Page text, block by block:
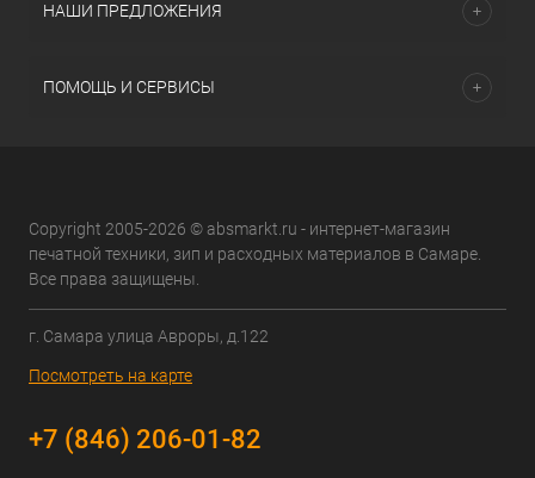
НАШИ ПРЕДЛОЖЕНИЯ
ПОМОЩЬ И СЕРВИСЫ
Copyright 2005-2026 © absmarkt.ru - интернет-магазин
печатной техники, зип и расходных материалов в Самаре.
Все права защищены.
г. Самара улица Авроры, д.122
Посмотреть на карте
+7 (846) 206-01-82